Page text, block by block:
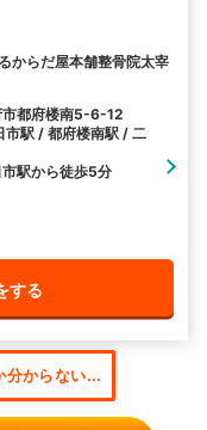
からだ屋本舗整骨院太宰
市都府楼南5-6-12
市駅 / 都府楼南駅 / 二
駅から徒歩5分
する
分からない...